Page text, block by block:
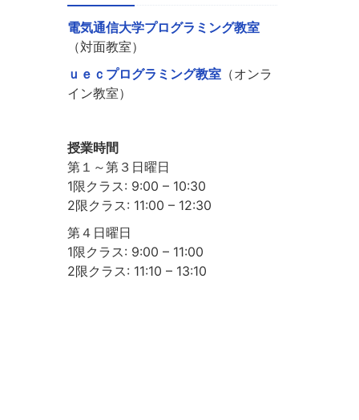
電気通信大学プログラミング教室
（対面教室）
ｕｅｃプログラミング教室（オンラ
イン教室）
授業時間
第１～第３日曜日
1限クラス: 9:00 – 10:30
2限クラス: 11:00 – 12:30
第４日曜日
1限クラス: 9:00 – 11:00
2限クラス: 11:10 – 13:10